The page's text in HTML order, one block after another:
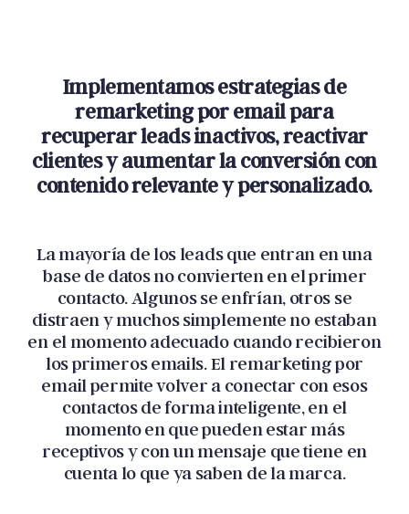
Implementamos estrategias de
remarketing por email para
recuperar leads inactivos, reactivar
clientes y aumentar la conversión con
contenido relevante y personalizado.
La mayoría de los leads que entran en una
base de datos no convierten en el primer
contacto. Algunos se enfrían, otros se
distraen y muchos simplemente no estaban
en el momento adecuado cuando recibieron
los primeros emails. El remarketing por
email permite volver a conectar con esos
contactos de forma inteligente, en el
momento en que pueden estar más
receptivos y con un mensaje que tiene en
cuenta lo que ya saben de la marca.